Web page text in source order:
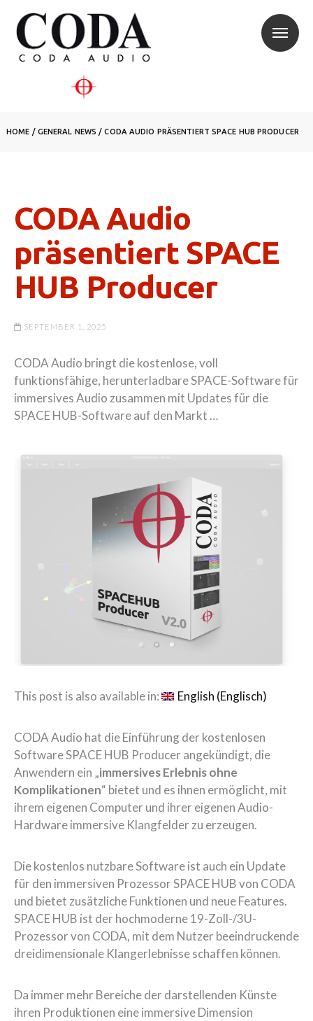
HOME / GENERAL NEWS /CODA AUDIO PRÄSENTIERT SPACE HUB PRODUCER
CODA Audio
präsentiert SPACE
HUB Producer
SEPTEMBER 1, 2025
CODA Audio bringt die kostenlose, voll
funktionsfähige, herunterladbare SPACE-Software für
immersives Audio zusammen mit Updates für die
SPACE HUB-Software auf den Markt …
This post is also available in: English (Englisch)
CODA Audio hat die Einführung der kostenlosen
Software SPACE HUB Producer angekündigt, die
Anwendern ein „immersives Erlebnis ohne
Komplikationen“ bietet und es ihnen ermöglicht, mit
ihrem eigenen Computer und ihrer eigenen Audio-
Hardware immersive Klangfelder zu erzeugen.
Die kostenlos nutzbare Software ist auch ein Update
für den immersiven Prozessor SPACE HUB von CODA
und bietet zusätzliche Funktionen und neue Features.
SPACE HUB ist der hochmoderne 19-Zoll-/3U-
Prozessor von CODA, mit dem Nutzer beeindruckende
dreidimensionale Klangerlebnisse schaffen können.
Da immer mehr Bereiche der darstellenden Künste
ihren Produktionen eine immersive Dimension